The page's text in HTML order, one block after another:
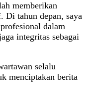
memberikan
Di tahun depan, saya
dalam
integritas sebagai
selalu
menciptakan berita